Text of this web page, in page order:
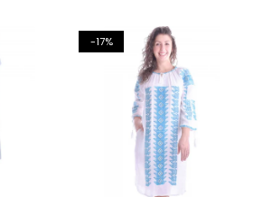
-17%